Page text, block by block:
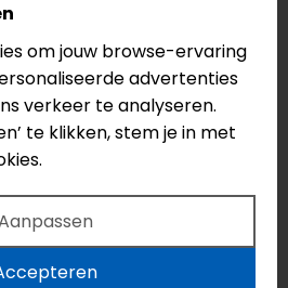
gelegd met een
een geïntegreerde
Een losse ondervloer is
vlakke ondergrond
bedraagt
is getest op10 dB
en is daarmee een
appartementen;
van de VvE.
om jouw browse-ervaring
advertenties
verkeer te analyseren.
te klikken, stem je in met